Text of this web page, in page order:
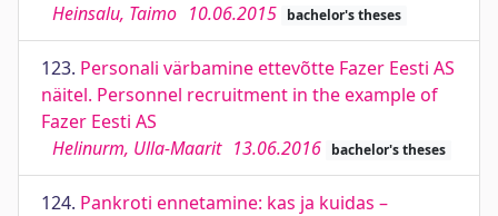
Heinsalu, Taimo 10.06.2015 bachelor's theses
123. Personali värbamine ettevõtte Fazer Eesti AS
näitel. Personnel recruitment in the example of
Fazer Eesti AS
Helinurm, Ulla-Maarit 13.06.2016 bachelor's theses
124. Pankroti ennetamine: kas ja kuidas –